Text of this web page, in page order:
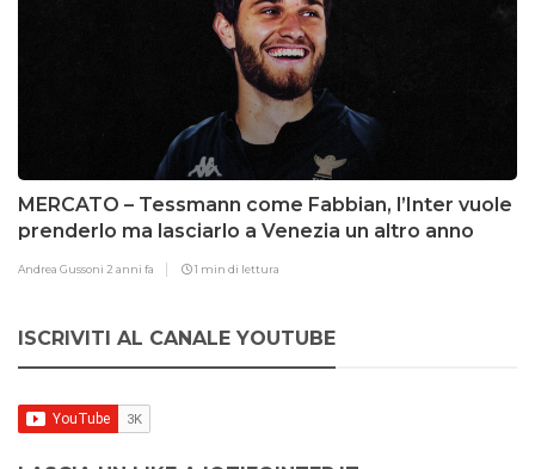
MERCATO – Tessmann come Fabbian, l’Inter vuole
prenderlo ma lasciarlo a Venezia un altro anno
Andrea Gussoni 2 anni fa 1 min di lettura
ISCRIVITI AL CANALE YOUTUBE